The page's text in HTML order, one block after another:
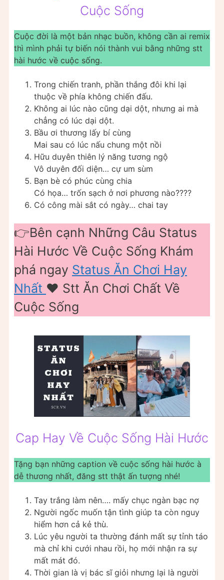
Cuộc Sống
Cuộc đời là một bản nhạc buồn, không cần ai remix
thì mình phải tự biến nói thành vui bằng những stt
hài hước về cuộc sống.
Trong chiến tranh, phần thắng đôi khi lại
thuộc về phía không chiến đấu.
Không ai lúc nào cũng dại dột, nhưng ai mà
chẳng có lúc dại dột.
Bầu ơi thương lấy bí cùng
Mai sau có lúc nấu chung một nồi
Hữu duyên thiên lý năng tương ngộ
Vô duyên đối diện… cự um sùm
Bạn bè có phúc cùng chia
Có họa… trốn sạch ở nơi phương nào????
Có công mài sắt có ngày… chai tay
👉Bên cạnh Những Câu Status
Hài Hước Về Cuộc Sống Khám
phá ngay Status Ăn Chơi Hay
Nhất ❤️ Stt Ăn Chơi Chất Về
Cuộc Sống
Cap Hay Về Cuộc Sống Hài Hước
Tặng bạn những caption về cuộc sống hài hước à
dễ thương nhất, đăng stt thật ấn tượng nhé!
Tay trắng làm nên…. mấy chục ngàn bạc nợ
Người ngốc muốn tận tình giúp ta còn nguy
hiểm hơn cả kẻ thù.
Lúc yêu người ta thường đánh mất sự tỉnh táo
mà chỉ khi cưới nhau rồi, họ mới nhận ra sự
mất mát đó.
Thời gian là vị bác sĩ giỏi nhưng lại là người